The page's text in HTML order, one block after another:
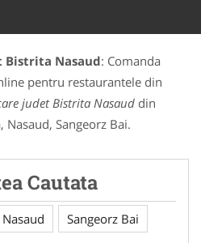
Bistrita Nasaud: Comanda
pentru restaurantele din
judet Bistrita Nasaud din
Sangeorz Bai.
Cautata
Nasaud Sangeorz Bai